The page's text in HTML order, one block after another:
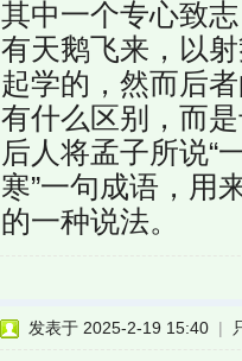
其中一个专心致
有天鹅飞来，以
起学的，然而后
有什么区别，而
后人将孟子所说“
寒”一句成语，用
的一种说法。
发表于 2025-2-19 15:40 |